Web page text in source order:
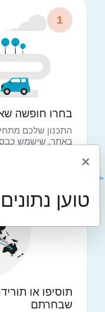
2
תוסיפו או
שבחרתם
1
בחרו חופשה
התכנון שלכם
באתר, שישמש
×
טוען